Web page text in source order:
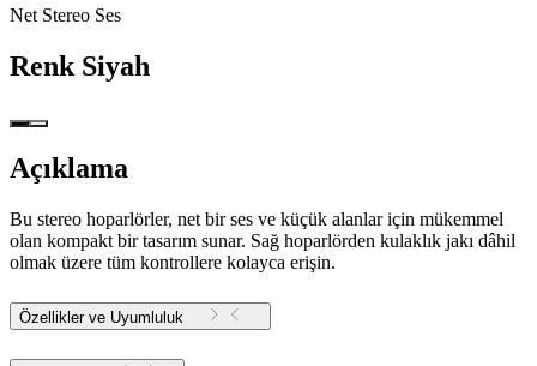
Net Stereo Ses
Renk Siyah
Açıklama
Bu stereo hoparlörler, net bir ses ve küçük alanlar için mükemmel
olan kompakt bir tasarım sunar. Sağ hoparlörden kulaklık jakı dâhil
olmak üzere tüm kontrollere kolayca erişin.
Özellikler ve Uyumluluk